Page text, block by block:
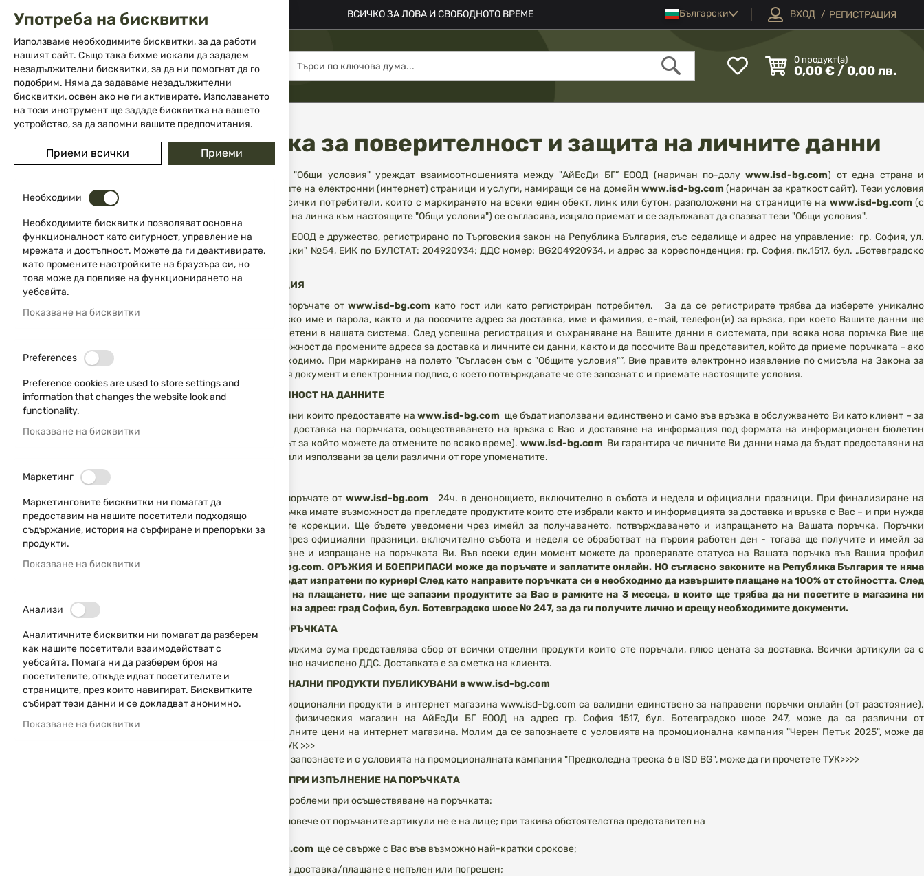
02 983 5014 office@isd-bg.com
Прескачане
съдържанието
ВСИЧКО ЗА ЛОВА И СВОБОДНОТО ВРЕМЕ ЕзикБългарски ВХОД РЕГИСТРАЦИЯ
МЕНЮ
Моят
списък
любими
0 продукт(а)
0,00 € / 0,00 лв.
Търсене
Начало
Общи условия и политика за поверителност и защита на личните данни
Настоящите "Общи условия" уреждат взаимоотношенията между "АйЕсДи БГ” ЕООД (наричан по-долу www.isd-bg.com) от една страна и
потребителите на електронни (интернет) страници и услуги, намиращи се на домейн www.isd-bg.com (наричан за краткост сайт). Тези условия
обвързват всички потребители, които с маркирането на всеки един обект, линк или бутон, разположени на страниците на www.isd-bg.com (с
изключение на линка към настоящите "Общи условия") се съгласява, изцяло приемат и се задължават да спазват тези "Общи условия".
"АйЕсДи БГ” ЕООД е дружество, регистрирано по Търговския закон на Република България, със седалище и адрес на управление: гр. София, ул.
"Деян Белишки" №54, ЕИК по БУЛСТАТ: 204920934; ДДС номер: BG204920934, и адрес за кореспонденция: гр. София, пк.1517, бул. „Ботевградско
шосе” 247
РЕГИСТРАЦИЯ
Можете да поръчате от www.isd-bg.com като гост или като регистриран потребител. За да се регистрирате трябва да изберете уникално
потребителско име и парола, както и да посочите адрес за доставка, име и фамилия, e-mail, телефон(и) за връзка, при което Вашите данни ще
бъдат запаметени в нашата система. След успешна регистрация и съхраняване на Вашите данни в системата, при всяка нова поръчка Вие ще
имате възможност да промените адреса за доставка и личните си данни, както и да посочите Ваш представител, който да приеме поръчката – ако
това е необходимо. При маркиране на полето "Съгласен съм с "Общите условия"”, Вие правите електронно изявление по смисъла на Закона за
електронния документ и електронния подпис, с което потвърждавате че сте запознат с и приемате настоящите условия.
ПОВЕРИТЕЛНОСТ НА ДАННИТЕ
Личните данни които предоставяте на www.isd-bg.com ще бъдат използвани единствено и само във връзка в обслужването Ви като клиент – за
обработка и доставка на поръчката, осъществяването на връзка с Вас и доставяне на информация под формата на информационен бюлетин
(абонаментът за който можете да отмените по всяко време). www.isd-bg.com Ви гарантира че личните Ви данни няма да бъдат предоставяни на
трети лица или използвани за цели различни от горе упоменатите.
Можете да поръчате от www.isd-bg.com
24ч. в денонощието, включително в събота и неделя и официални празници. При финализиране на
Вашата поръчка имате възможност да прегледате продуктите които сте избрали както и информацията за доставка и връзка с Вас – и при нужда
да направите корекции. Ще бъдете уведомени чрез имейл за получаването, потвърждаването и изпращането на Вашата поръчка. Поръчки
направени през официални празници, включително събота и неделя се обработват на първия работен ден - тогава ще получите и имейл за
потвърждаване и изпращане на поръчката Ви. Във всеки един момент можете да проверявате статуса на Вашата поръчка във Вашия профил
www.isd-bg.com. ОРЪЖИЯ И БОЕПРИПАСИ може да поръчате и заплатите онлайн. НО съгласно законите на Република България те няма
как да Ви бъдат изпратени по куриер! След като направите поръчката си е необходимо да извършите плащане на 100% от стойността. След
получаване на плащането, ние ще запазим продуктите за Вас в рамките на 3 месеца, в които ще трябва да ни посетите в магазина ни
намиращ се на адрес: град София, бул. Ботевградско шосе № 247, за да ги получите лично и срещу необходимите документи.
ЦЕНА НА ПОРЪЧКАТА
Крайната дължима сума представлява сбор от всички отделни продукти които сте поръчали, плюс цената за доставка. Всички артикули са с
предварително начислено ДДС. Доставката е за сметка на клиента.
ПРОМОЦИОНАЛНИ ПРОДУКТИ ПУБЛИКУВАНИ в www.isd-bg.com
Всички промоционални продукти в интернет магазина www.isd-bg.com са валидни единствено за направени поръчки онлайн (от разстояние).
Цените във физическия магазин на АйЕсДи БГ ЕООД на адрес гр. София 1517, бул. Ботевградско шосе 247, може да са различни от
промоционалните цени на интернет магазина. Молим да се запознаете с условията на промоционална кампания "Черен Петък 2025", може да
ТУК >>>
Молим да се запознаете и с условията на промоционалната кампания "Предколедна треска 6 в ISD BG", може да ги прочететеТУК>>>>
ПРОБЛЕМИ ПРИ ИЗПЪЛНЕНИЕ НА ПОРЪЧКАТА
Възможни проблеми при осъществяване на поръчката:
1. Един или повече от поръчаните артикули не е на лице; при такива обстоятелства представител на
www.isd-bg.com ще се свърже с Вас във възможно най-кратки срокове;
2. Адресът за доставка/плащане е непълен или погрешен;
Употреба на бисквитки
Използваме необходимите бисквитки, за да работи
нашият сайт. Също така бихме искали да зададем
незадължителни бисквитки, за да ни помогнат да го
подобрим. Няма да задаваме незадължителни
бисквитки, освен ако не ги активирате. Използването
на този инструмент ще зададе бисквитка на вашето
устройство, за да запомни вашите предпочитания.
Приеми всички Приеми
Необходими
Необходимите бисквитки позволяват основна
функционалност като сигурност, управление на
мрежата и достъпност. Можете да ги деактивирате,
като промените настройките на браузъра си, но
това може да повлияе на функционирането на
уебсайта.
Показване на бисквитки
Preferences
Preference cookies are used to store settings and
information that changes the website look and
functionality.
Показване на бисквитки
Маркетинг
Маркетинговите бисквитки ни помагат да
предоставим на нашите посетители подходящо
съдържание, история на сърфиране и препоръки за
продукти.
Показване на бисквитки
Анализи
Аналитичните бисквитки ни помагат да разберем
как нашите посетители взаимодействат с
уебсайта. Помага ни да разберем броя на
посетителите, откъде идват посетителите и
страниците, през които навигират. Бисквитките
събират тези данни и се докладват анонимно.
Показване на бисквитки